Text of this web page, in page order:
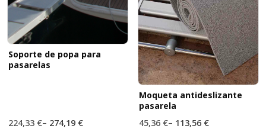
Soporte de popa para
pasarelas
224,33 €– 274,19 €
Moqueta antideslizante
pasarela
45,36 €– 113,56 €